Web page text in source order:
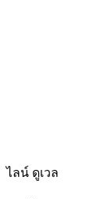
ไลน์ ดูเวล